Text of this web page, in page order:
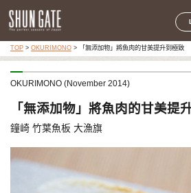
TOP> OKURIMONO> 「無添加物」將魚肉的甘美提升到極致
OKURIMONO (November 2014)
「無添加物」將魚肉的甘美提
鐘崎 竹葉魚板 大漁旗